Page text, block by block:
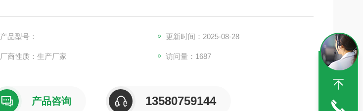
产品型号： 更新时间：2025-08-28
厂商性质：生产厂家 访问量：1687
产品咨询 13580759144